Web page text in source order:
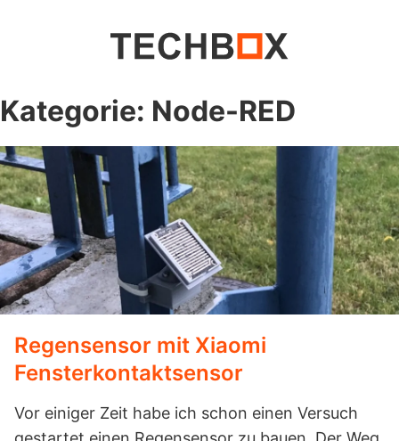
Kategorie: Node-RED
Regensensor mit Xiaomi
Fensterkontaktsensor
Vor einiger Zeit habe ich schon einen Versuch